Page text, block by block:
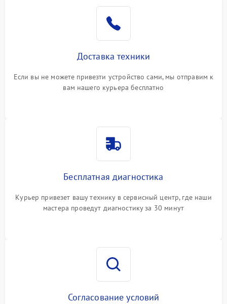
Доставка техники
Если вы не можете привезти устройство сами, мы отправим к
вам нашего курьера бесплатно
Бесплатная диагностика
Курьер привезет вашу технику в сервисный центр, где наши
мастера проведут диагностику за 30 минут
Согласование условий